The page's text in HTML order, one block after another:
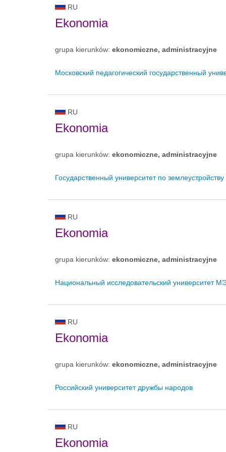
RU
Ekonomia
grupa kierunków: ekonomiczne, administracyjne
Московский педагогический государственный
RU
Ekonomia
grupa kierunków: ekonomiczne, administracyjne
Государственный университет по землеустройству
RU
Ekonomia
grupa kierunków: ekonomiczne, administracyjne
Национальный исследовательский университет
RU
Ekonomia
grupa kierunków: ekonomiczne, administracyjne
Российский университет дружбы народов
RU
Ekonomia